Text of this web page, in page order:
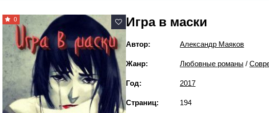
0 Игра в маски
Автор: Александр Маяков
Жанр: Любовные романы /
Год: 2017
Страниц: 194